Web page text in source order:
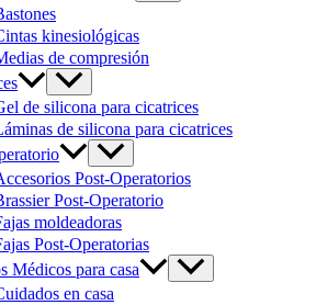
kinesiológicas
de compresión
de silicona para cicatrices
de silicona para cicatrices
Post-Operatorios
Post-Operatorio
moldeadoras
Post-Operatorias
Médicos para casa
en casa